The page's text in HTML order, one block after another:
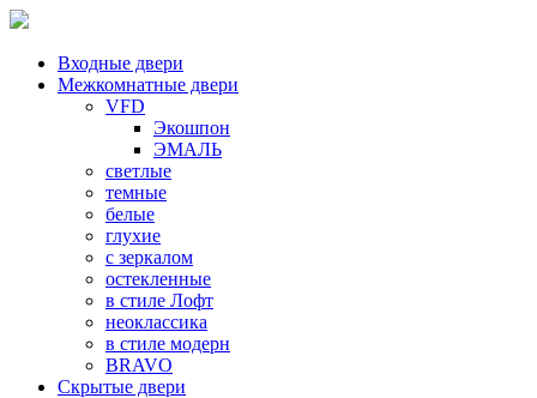
Входные двери
Межкомнатные двери
VFD
Экошпон
ЭМАЛЬ
светлые
темные
белые
глухие
с зеркалом
остекленные
в стиле Лофт
неоклассика
в стиле модерн
BRAVO
Скрытые двери